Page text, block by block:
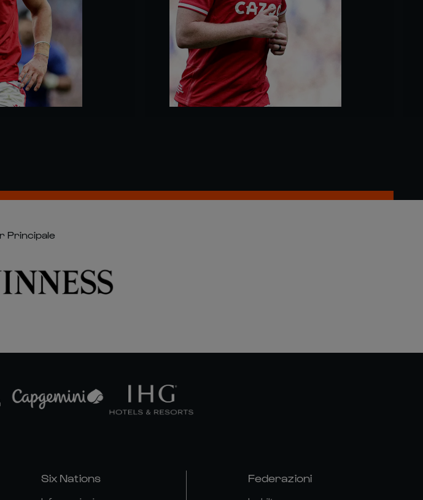
Principale
Six Nations Federazioni